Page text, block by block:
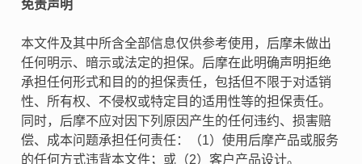
免责声明
本文件及其中所含全部信息仅供参考使用，后摩未做出
任何明示、暗示或法定的担保。后摩在此明确声明拒绝
承担任何形式和目的的担保责任，包括但不限于对适销
性、所有权、不侵权或特定目的适用性等的担保责任。
同时，后摩不应对因下列原因产生的任何违约、损害赔
偿、成本问题承担任何责任：（1）使用后摩产品或服务
的任何方式违背本文件；或（2）客户产品设计。